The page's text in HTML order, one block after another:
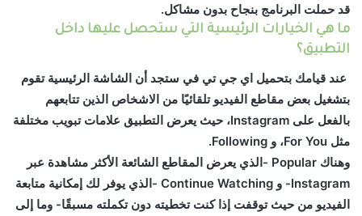
قد حملت البرنامج بنجاح بدون مشاكل.
ما هي الخيارات الرئيسية التي ستحصل عليها داخل
التطبيق؟
عند قيامك بتحميل اي جي تي في ستجد أن الشاشة الرئيسية تقوم
بتشغيل بعض مقاطع الفيديو تلقائيًا من الاشخاص الذين تتابعهم
بالفعل على Instagram، حيث يعرض التطبيق علامات تبويب مختلفة
مثل For You، و Following.
وهناك Popular -الذي يعرض المقاطع الشائعة الأكثر مشاهدة عبر
Instagram- و Continue Watching -الذي يوفر لك إمكانية متابعة
الفيديو من حيث توقفت إذا كنت تخطيته دون تكملته مسبقًا- وما إلى